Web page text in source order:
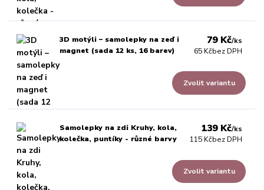
3D motýli – samolepky na zeď i
magnet (sada 12 ks, 16 barev)
79 Kč/ks
65 Kčbez DPH
Zvolit variantu
Samolepky na zdi Kruhy, kola,
kolečka, puntíky - různé barvy
139 Kč/ks
115 Kčbez DPH
Zvolit variantu